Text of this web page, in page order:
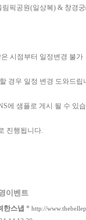
픽공원(일상복) & 창경
시점부터 일정변경 불가
경우 일정 변경 도와드립
에 샘플로 게시 될 수 있
진행됩니다.
이벤트
한스냅 * http://